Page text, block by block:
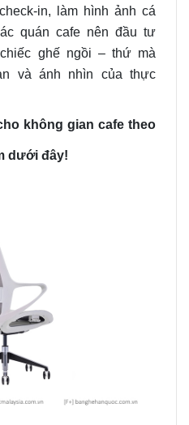
in, làm hình ảnh cá
quán cafe nên đầu tư
ghế ngồi – thứ mà
và ánh nhìn của thực
không gian cafe theo
dưới đây!